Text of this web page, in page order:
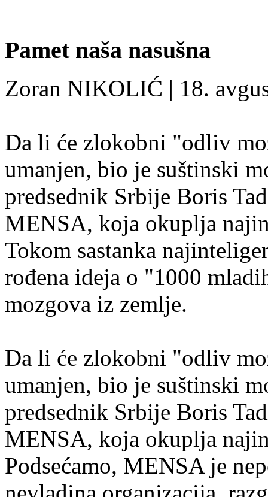
Pamet naša nasušna
Zoran NIKOLIĆ | 18.
Da li će zlokobni "odliv
umanjen, bio je suštinski
predsednik Srbije Boris
MENSA, koja okuplja
Tokom sastanka
rođena ideja o "1000
mozgova iz zemlje.
Da li će zlokobni "odliv
umanjen, bio je suštinski
predsednik Srbije Boris
MENSA, koja okuplja
Podsećamo, MENSA je